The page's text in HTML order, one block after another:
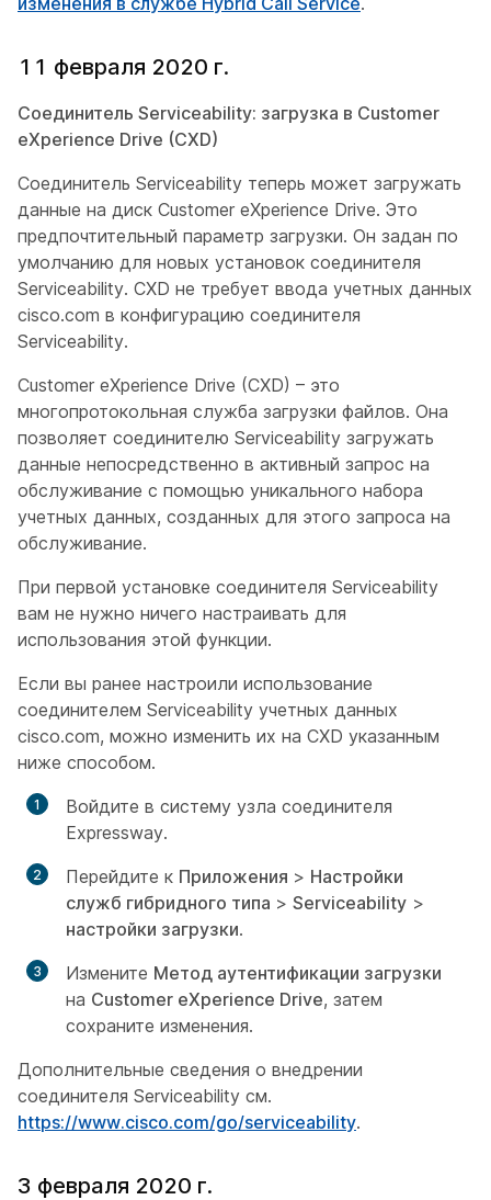
11 февраля 2020 г.
Соединитель Serviceability: загрузка в Customer
eXperience Drive (CXD)
Соединитель Serviceability теперь может загружать
данные на диск Customer eXperience Drive. Это
предпочтительный параметр загрузки. Он задан по
умолчанию для новых установок соединителя
Serviceability. CXD не требует ввода учетных данных
cisco.com в конфигурацию соединителя
Serviceability.
Customer eXperience Drive (CXD) – это
многопротокольная служба загрузки файлов. Она
позволяет соединителю Serviceability загружать
данные непосредственно в активный запрос на
обслуживание с помощью уникального набора
учетных данных, созданных для этого запроса на
обслуживание.
При первой установке соединителя Serviceability
вам не нужно ничего настраивать для
использования этой функции.
Если вы ранее настроили использование
соединителем Serviceability учетных данных
cisco.com, можно изменить их на CXD указанным
ниже способом.
Войдите в систему узла соединителя
Expressway.
Перейдите к Приложения > Настройки
служб гибридного типа > Serviceability >
настройки загрузки.
Измените Метод аутентификации загрузки
на Customer eXperience Drive, затем
сохраните изменения.
Дополнительные сведения о внедрении
соединителя Serviceability см.
https://www.cisco.com/go/serviceability.
3 февраля 2020 г.